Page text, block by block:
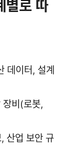
별로 따
데이터, 설계
장비(로봇,
산업 보안 규